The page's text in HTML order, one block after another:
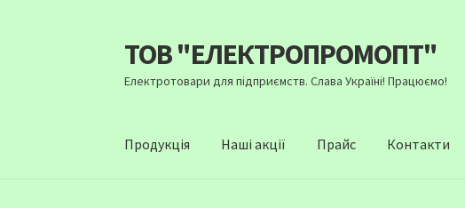
Перейти
до
навігації
Перейти
до
вмісту
ТОВ "ЕЛЕКТРОПРОМОПТ"
Електротовари для підприємств. Слава Україні! Працюємо!
Продукція Наші акції Прайс Контакти